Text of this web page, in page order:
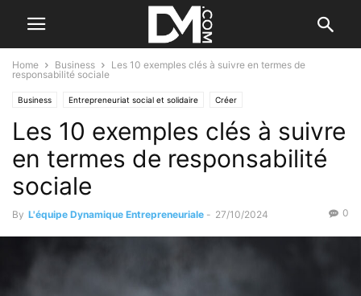
Home Business
Les 10 exemples clés à suivre en termes de
responsabilité sociale
Business Entrepreneuriat social et solidaire Créer
Le B.A. BA de la stratégie
Les 10 exemples clés à suivre
en termes de responsabilité
sociale
By L'équipe Dynamique Entrepreneuriale - 27/10/2024 0